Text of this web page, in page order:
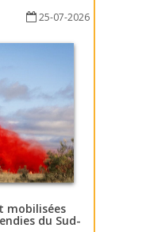
25-07-2026
mobilisées
du Sud-